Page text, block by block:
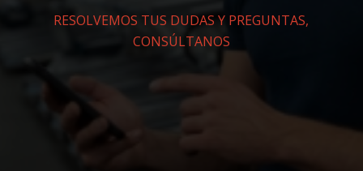
RESOLVEMOS TUS DUDAS Y PREGUNTAS,
CONSÚLTANOS